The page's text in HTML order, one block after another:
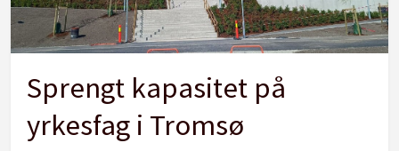
Sprengt kapasitet på
yrkesfag i Tromsø